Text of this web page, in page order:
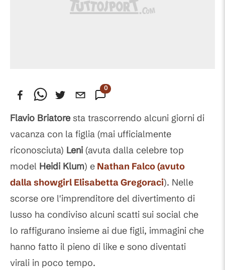
0
Flavio Briatoresta trascorrendo alcuni giorni di
vacanza con la figlia (mai ufficialmente
riconosciuta) Leni (avuta dalla celebre top
model Heidi Klum) e Nathan Falco(avuto
dalla showgirl Elisabetta Gregoraci). Nelle
scorse ore l'imprenditore del divertimento di
lusso ha condiviso alcuni scatti sui social che
lo raffigurano insieme ai due figli, immagini che
hanno fatto il pieno di like e sono diventati
virali in poco tempo.